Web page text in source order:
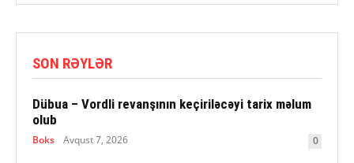
SON RƏYLƏR
Dübua – Vordli revanşının keçiriləcəyi tarix məlum
olub
Boks Avqust 7, 2026 0